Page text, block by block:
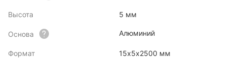
Высота 5 мм
Основа Алюминий
Формат 15х5х2500 мм